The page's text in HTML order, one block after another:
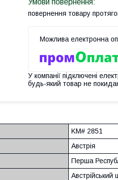
повернення товару
У компанії підключені
будь-який товар не
KM# 2851
Австрія
Перша
Австрійський